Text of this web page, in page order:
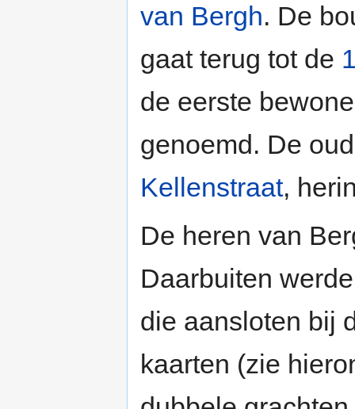
van Bergh. De
gaat terug tot de
de eerste
genoemd. De
Kellenstraat,
De heren van
Daarbuiten
die aansloten bij
kaarten (zie